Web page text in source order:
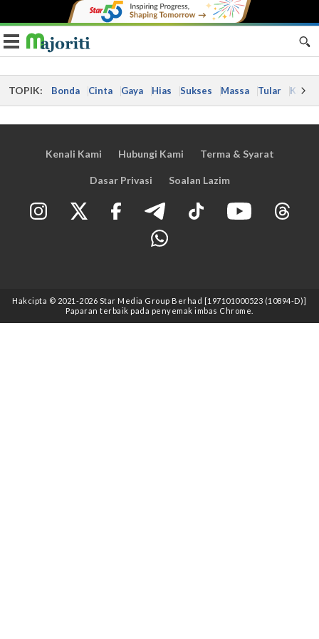
Toggle navigation
TOPIK: Bonda Cinta Gaya Hias Sukses Massa Tular Kes
Kenali Kami Hubungi Kami Terma & Syarat
Dasar Privasi Soalan Lazim
Hakcipta © 2021 -2026 Star Media Group Berhad [197101000523 (10894-D)]
Paparan terbaik pada penyemak imbas Chrome.